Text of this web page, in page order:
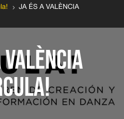
5
JA ÉS A VALÈNCIA